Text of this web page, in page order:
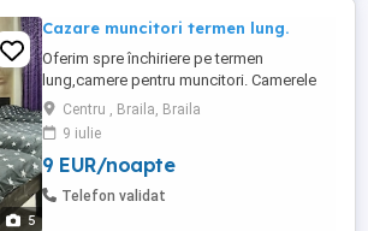
5
Cazare muncitori termen lung.
Oferim spre închiriere pe termen
lung,camere pentru muncitori. Camerele
includ: TV,aer condiționat, baie proprie,
Condițiile sunt ca unui hotel de 3 stele
Bucătărie comună la parterul clădirii. Preț
48 lei pers noapte.
Centru , Braila, Braila
9 iulie
9 EUR/noapte
Telefon validat